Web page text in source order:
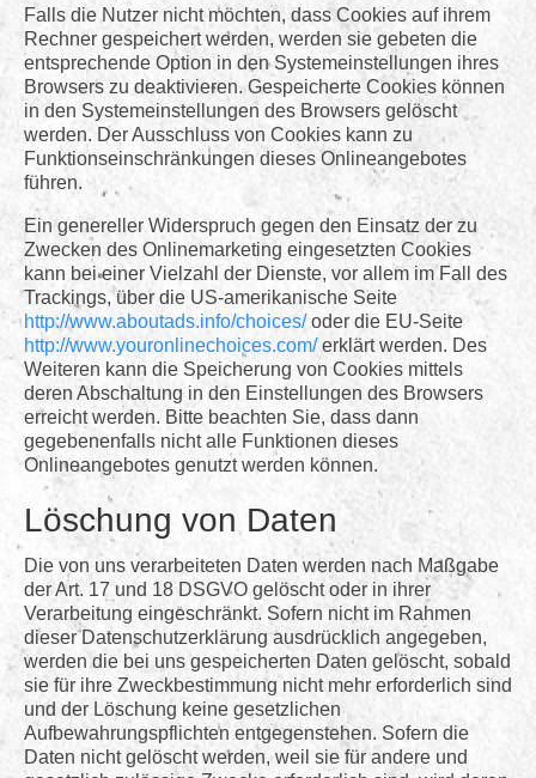
Falls die Nutzer nicht möchten, dass Cookies auf ihrem
Rechner gespeichert werden, werden sie gebeten die
entsprechende Option in den Systemeinstellungen ihres
Browsers zu deaktivieren. Gespeicherte Cookies können
in den Systemeinstellungen des Browsers gelöscht
werden. Der Ausschluss von Cookies kann zu
Funktionseinschränkungen dieses Onlineangebotes
führen.
Ein genereller Widerspruch gegen den Einsatz der zu
Zwecken des Onlinemarketing eingesetzten Cookies
kann bei einer Vielzahl der Dienste, vor allem im Fall des
Trackings, über die US-amerikanische Seite
http://www.aboutads.info/choices/oder die EU-Seite
http://www.youronlinechoices.com/erklärt werden. Des
Weiteren kann die Speicherung von Cookies mittels
deren Abschaltung in den Einstellungen des Browsers
erreicht werden. Bitte beachten Sie, dass dann
gegebenenfalls nicht alle Funktionen dieses
Onlineangebotes genutzt werden können.
Löschung von Daten
Die von uns verarbeiteten Daten werden nach Maßgabe
der Art. 17 und 18 DSGVO gelöscht oder in ihrer
Verarbeitung eingeschränkt. Sofern nicht im Rahmen
dieser Datenschutzerklärung ausdrücklich angegeben,
werden die bei uns gespeicherten Daten gelöscht, sobald
sie für ihre Zweckbestimmung nicht mehr erforderlich sind
und der Löschung keine gesetzlichen
Aufbewahrungspflichten entgegenstehen. Sofern die
Daten nicht gelöscht werden, weil sie für andere und